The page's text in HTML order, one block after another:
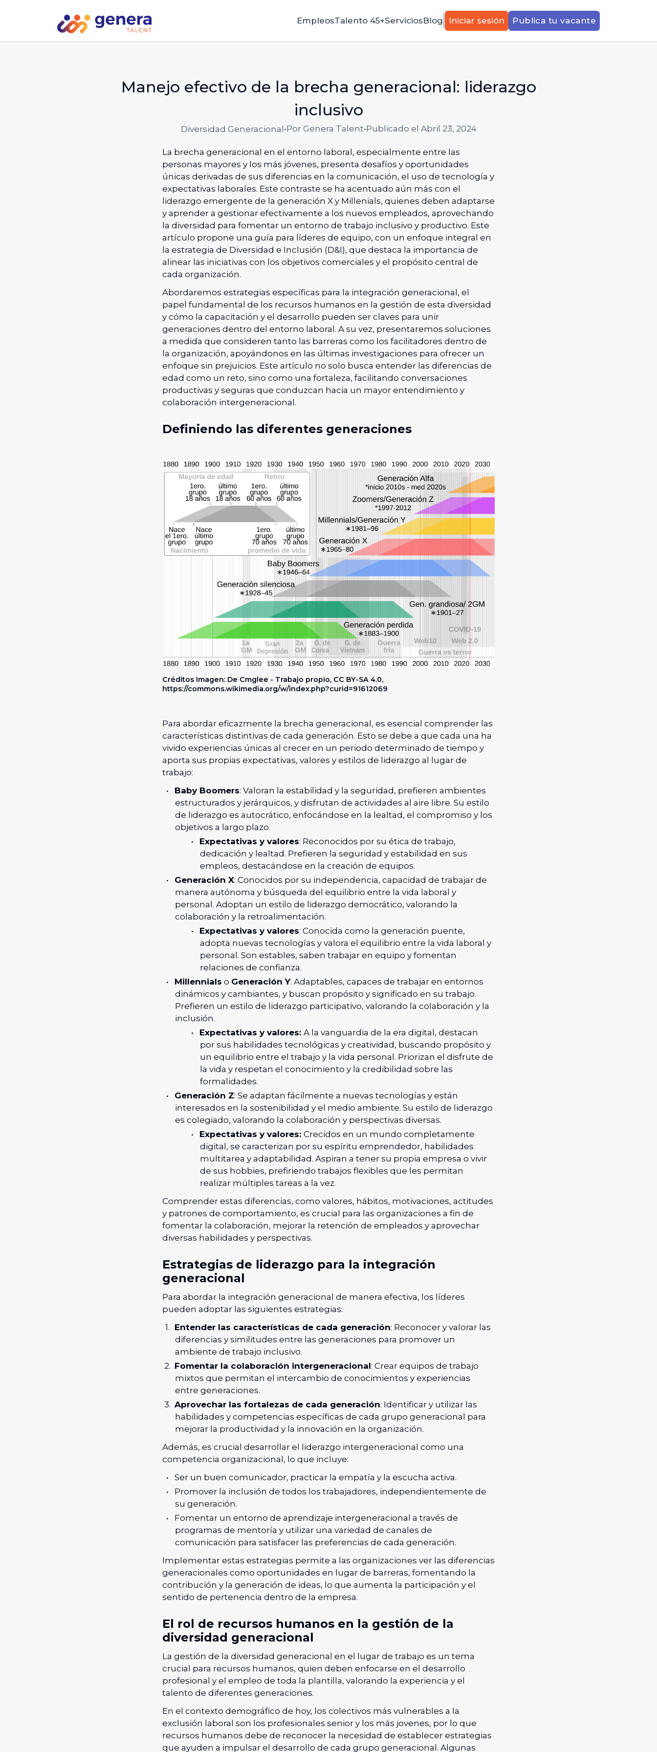
EmpleosTalento 45+ServiciosBlog Iniciar sesión Publica tu vacante
Manejo efectivo de la brecha generacional: liderazgo
inclusivo
Diversidad Generacional •Por Genera Talent•Publicado el Abril 23, 2024
La brecha generacional en el entorno laboral, especialmente entre las
personas mayores y los más jóvenes, presenta desafíos y oportunidades
únicas derivadas de sus diferencias en la comunicación, el uso de tecnología y
expectativas laborales. Este contraste se ha acentuado aún más con el
liderazgo emergente de la generación X y Millenials, quienes deben adaptarse
y aprender a gestionar efectivamente a los nuevos empleados, aprovechando
la diversidad para fomentar un entorno de trabajo inclusivo y productivo. Este
artículo propone una guía para líderes de equipo, con un enfoque integral en
la estrategia de Diversidad e Inclusión (D&I), que destaca la importancia de
alinear las iniciativas con los objetivos comerciales y el propósito central de
cada organización.
Abordaremos estrategias específicas para la integración generacional, el
papel fundamental de los recursos humanos en la gestión de esta diversidad
y cómo la capacitación y el desarrollo pueden ser claves para unir
generaciones dentro del entorno laboral. A su vez, presentaremos soluciones
a medida que consideren tanto las barreras como los facilitadores dentro de
la organización, apoyándonos en las últimas investigaciones para ofrecer un
enfoque sin prejuicios. Este artículo no solo busca entender las diferencias de
edad como un reto, sino como una fortaleza, facilitando conversaciones
productivas y seguras que conduzcan hacia un mayor entendimiento y
colaboración intergeneracional.
Definiendo las diferentes generaciones
Créditos Imagen: De Cmglee - Trabajo propio, CC BY-SA 4.0,
https://commons.wikimedia.org/w/index.php?curid=91612069
Para abordar eficazmente la brecha generacional, es esencial comprender las
características distintivas de cada generación. Esto se debe a que cada una ha
vivido experiencias únicas al crecer en un periodo determinado de tiempo y
aporta sus propias expectativas, valores y estilos de liderazgo al lugar de
trabajo:
Baby Boomers: Valoran la estabilidad y la seguridad, prefieren ambientes
estructurados y jerárquicos, y disfrutan de actividades al aire libre. Su estilo
de liderazgo es autocrático, enfocándose en la lealtad, el compromiso y los
objetivos a largo plazo.
Expectativas y valores: Reconocidos por su ética de trabajo,
dedicación y lealtad. Prefieren la seguridad y estabilidad en sus
empleos, destacándose en la creación de equipos.
Generación X: Conocidos por su independencia, capacidad de trabajar de
manera autónoma y búsqueda del equilibrio entre la vida laboral y
personal. Adoptan un estilo de liderazgo democrático, valorando la
colaboración y la retroalimentación.
Expectativas y valores: Conocida como la generación puente,
adopta nuevas tecnologías y valora el equilibrio entre la vida laboral y
personal. Son estables, saben trabajar en equipo y fomentan
relaciones de confianza.
Millennials o Generación Y: Adaptables, capaces de trabajar en entornos
dinámicos y cambiantes, y buscan propósito y significado en su trabajo.
Prefieren un estilo de liderazgo participativo, valorando la colaboración y la
inclusión.
Expectativas y valores:A la vanguardia de la era digital, destacan
por sus habilidades tecnológicas y creatividad, buscando propósito y
un equilibrio entre el trabajo y la vida personal. Priorizan el disfrute de
la vida y respetan el conocimiento y la credibilidad sobre las
formalidades.
Generación Z: Se adaptan fácilmente a nuevas tecnologías y están
interesados en la sostenibilidad y el medio ambiente. Su estilo de liderazgo
es colegiado, valorando la colaboración y perspectivas diversas.
Expectativas y valores:Crecidos en un mundo completamente
digital, se caracterizan por su espíritu emprendedor, habilidades
multitarea y adaptabilidad. Aspiran a tener su propia empresa o vivir
de sus hobbies, prefiriendo trabajos flexibles que les permitan
realizar múltiples tareas a la vez.
Comprender estas diferencias, como valores, hábitos, motivaciones, actitudes
y patrones de comportamiento, es crucial para las organizaciones a fin de
fomentar la colaboración, mejorar la retención de empleados y aprovechar
diversas habilidades y perspectivas.
Estrategias de liderazgo para la integración
generacional
Para abordar la integración generacional de manera efectiva, los líderes
pueden adoptar las siguientes estrategias:
Entender las características de cada generación: Reconocer y valorar las
diferencias y similitudes entre las generaciones para promover un
ambiente de trabajo inclusivo.
Fomentar la colaboración intergeneracional: Crear equipos de trabajo
mixtos que permitan el intercambio de conocimientos y experiencias
entre generaciones.
Aprovechar las fortalezas de cada generación: Identificar y utilizar las
habilidades y competencias específicas de cada grupo generacional para
mejorar la productividad y la innovación en la organización.
Además, es crucial desarrollar el liderazgo intergeneracional como una
competencia organizacional, lo que incluye:
Ser un buen comunicador, practicar la empatía y la escucha activa.
Promover la inclusión de todos los trabajadores, independientemente de
su generación.
Fomentar unentorno de aprendizaje intergeneracional a través de
programas de mentoría y utilizar una variedad de canales de
comunicación para satisfacer las preferencias de cada generación.
Implementar estas estrategias permite a las organizaciones ver las diferencias
generacionales como oportunidades en lugar de barreras, fomentando la
contribución y la generación de ideas, lo que aumenta la participación y el
sentido de pertenencia dentro de la empresa.
El rol de recursos humanos en la gestión de la
diversidad generacional
La gestión de la diversidad generacional en el lugar de trabajo es un tema
crucial para recursos humanos, quien deben enfocarse en el desarrollo
profesional y el empleo de toda la plantilla, valorando la experiencia y el
talento de diferentes generaciones.
En el contexto demográfico de hoy, los colectivos más vulnerables a la
exclusión laboral son los profesionales senior y los más jovenes, por lo que
recursos humanos debe de reconocer la necesidad de establecer estrategias
que ayuden a impulsar el desarrollo de cada grupo generacional. Algunas